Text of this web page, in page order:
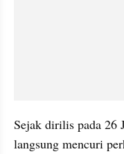
Sejak dirilis pada 26
langsung mencuri